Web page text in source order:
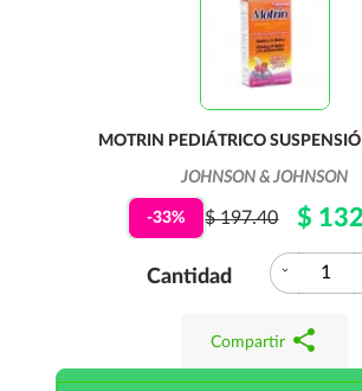
MOTRIN PEDIÁTRICO
JOHNSON & JOHNSON
-33% $ 197.40 $
Cantidad expand_more
Compartir share